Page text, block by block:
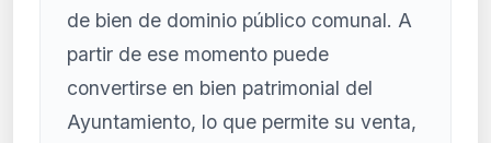
de bien de dominio público comunal. A
partir de ese momento puede
convertirse en bien patrimonial del
Ayuntamiento, lo que permite su venta,